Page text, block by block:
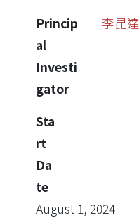
Princip
al
Investi
gator
李昆達
Sta
rt
Da
te
August 1, 2024